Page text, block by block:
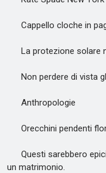
Cappello cloche in
La protezione solare
Non perdere di vista
Anthropologie
Orecchini pendenti
Questi sarebbero
un matrimonio.